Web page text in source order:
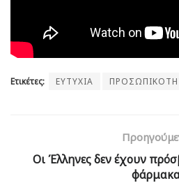
Ετικέτες: ΕΥΤΥΧΙΑ
Οι Έλληνες δεν έχουν